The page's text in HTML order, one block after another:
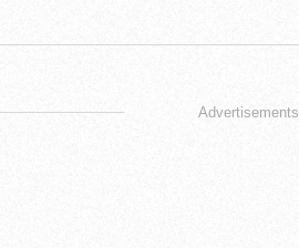
Advertisements